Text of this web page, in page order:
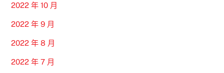
2022 年 10 月
2022 年 9 月
2022 年 8 月
2022 年 7 月